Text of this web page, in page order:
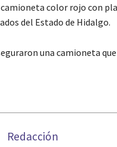
color rojo con
del Estado de Hidalgo.
una camioneta
Redacción